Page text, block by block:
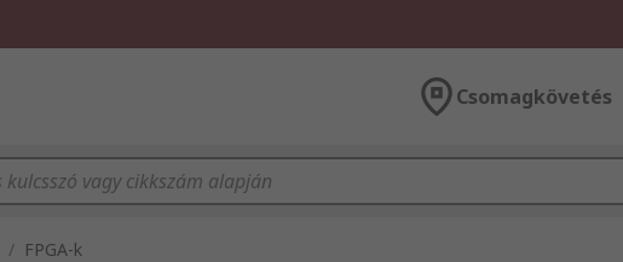
Csomagkövetés
/ FPGA-k